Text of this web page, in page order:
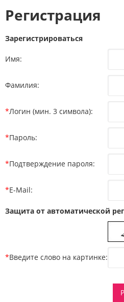
Регистрация
Зарегистрироваться
Имя:
Фамилия:
*Логин (мин. 3 символа):
*Пароль:
*Подтверждение пароля:
*E-Mail:
Защита от автоматической
*Введите слово на картинке: